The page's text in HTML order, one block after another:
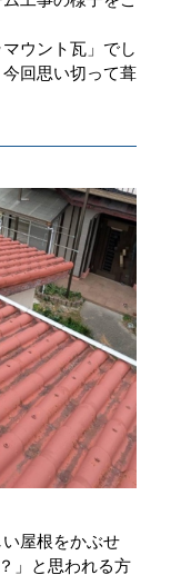
ウント瓦」でし
回思い切って葺
い屋根をかぶせ
」と思われる方